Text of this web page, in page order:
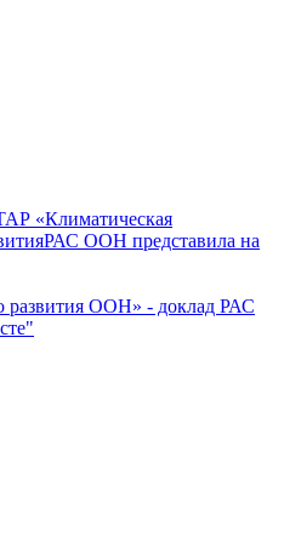
«Климатическая
РАС ООН представила на
развития ООН» - доклад РАС